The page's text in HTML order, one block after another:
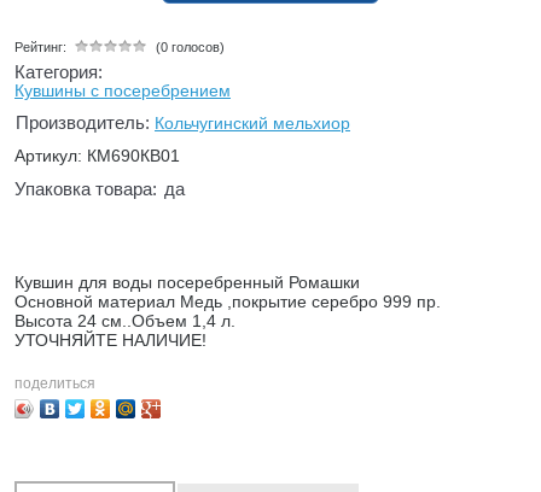
Рейтинг: (0 голосов)
Категория:
Кувшины с посеребрением
Производитель: Кольчугинский мельхиор
Артикул: КМ690КВ01
Упаковка товара: да
Кувшин для воды посеребренный Ромашки
Основной материал Медь ,покрытие серебро 999 пр.
Высота 24 см..Объем 1,4 л.
УТОЧНЯЙТЕ НАЛИЧИЕ!
поделиться